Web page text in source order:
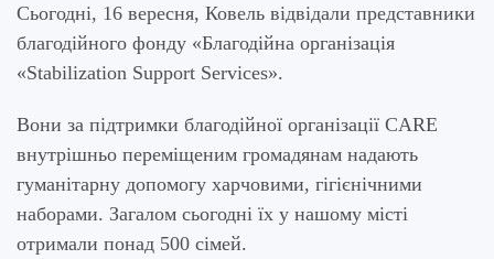
Сьогодні, 16 вересня, Ковель відвідали представники
благодійного фонду «Благодійна організація
«Stabilization Support Services».
Вони за підтримки благодійної організації CARE
внутрішньо переміщеним громадянам надають
гуманітарну допомогу харчовими, гігієнічними
наборами. Загалом сьогодні їх у нашому місті
отримали понад 500 сімей.